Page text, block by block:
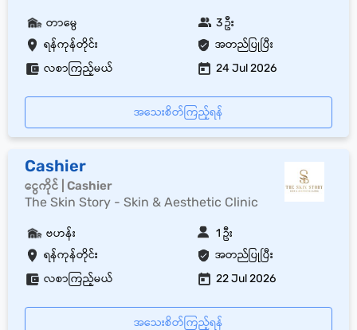
ရန်ကုန်တိုင်း အတည်ပြုပြီး
တာမွေ 3 ဦး
လစာကြည့်မယ် 24 Jul 2026
အသေးစိတ်ကြည့်ရန်
Cashier
ငွေကိုင် | Cashier
The Skin Story - Skin & Aesthetic Clinic
ရန်ကုန်တိုင်း အတည်ပြုပြီး
ဗဟန်း 1 ဦး
လစာကြည့်မယ် 22 Jul 2026
အသေးစိတ်ကြည့်ရန်